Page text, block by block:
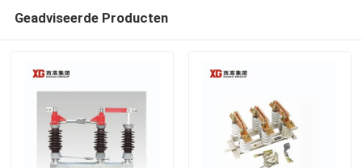
Geadviseerde Producten